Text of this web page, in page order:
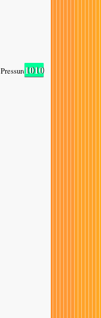
Pressure1010